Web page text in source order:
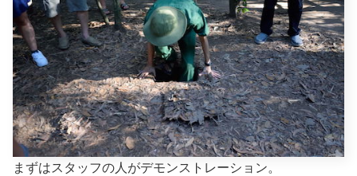
まずはスタッフの人がデモンストレーション。